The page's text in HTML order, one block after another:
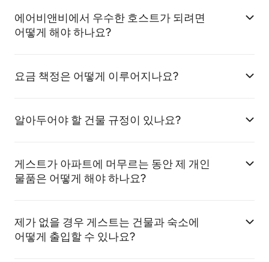
에어비앤비에서 우수한 호스트가 되려면
어떻게 해야 하나요?
요금 책정은 어떻게 이루어지나요?
알아두어야 할 건물 규정이 있나요?
게스트가 아파트에 머무르는 동안 제 개인
물품은 어떻게 해야 하나요?
제가 없을 경우 게스트는 건물과 숙소에
어떻게 출입할 수 있나요?